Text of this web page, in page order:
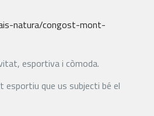
natura/congost-mont-
esportiva i còmoda.
que us subjecti bé el